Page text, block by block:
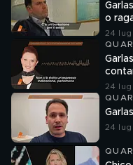
o
24 lug
24 lug
24 lug